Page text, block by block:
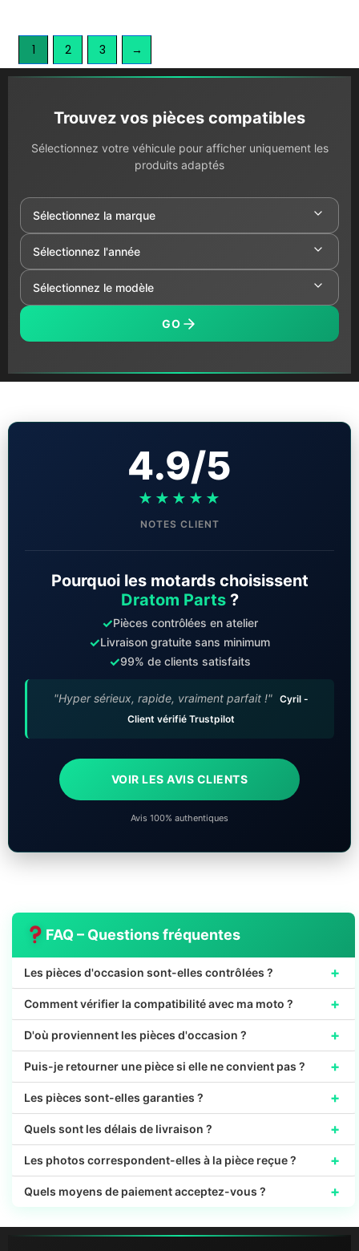
1 2 3 →
Trouvez vos pièces compatibles
Sélectionnez votre véhicule pour afficher uniquement les
produits adaptés
GO
4.9/5
★★★★★
NOTES CLIENT
Pourquoi les motards choisissent
Dratom Parts?
✓Pièces contrôlées en atelier
✓Livraison gratuite sans minimum
✓99% de clients satisfaits
"Hyper sérieux, rapide, vraiment parfait !" Cyril -
Client vérifié Trustpilot
VOIR LES AVIS CLIENTS
Avis 100% authentiques
FAQ – Questions fréquentes
Les pièces d'occasion sont-elles contrôlées ? +
Comment vérifier la compatibilité avec ma moto ? +
D'où proviennent les pièces d'occasion ? +
Puis-je retourner une pièce si elle ne convient pas ? +
Les pièces sont-elles garanties ? +
Quels sont les délais de livraison ? +
Les photos correspondent-elles à la pièce reçue ? +
Quels moyens de paiement acceptez-vous ? +